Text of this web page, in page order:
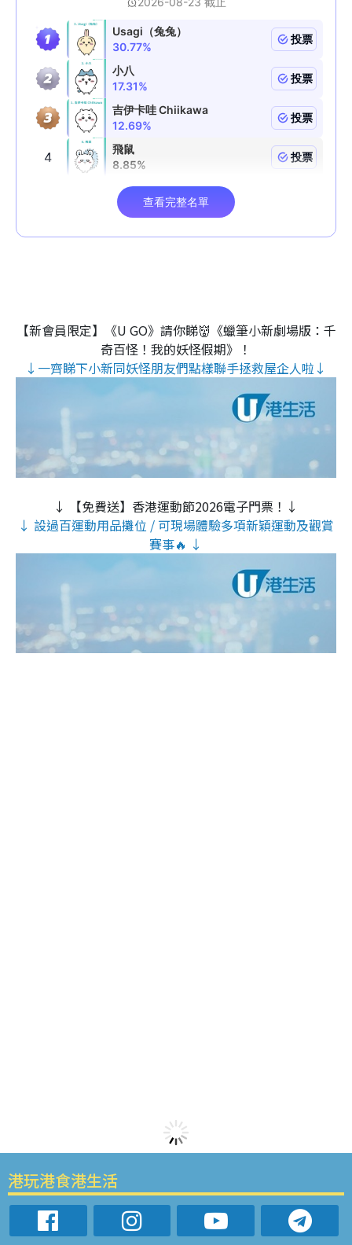
【新會員限定】《U GO》請你睇👹《蠟筆小新劇場版：千
奇百怪！我的妖怪假期》！
↓一齊睇下小新同妖怪朋友們點樣聯手拯救屋企人啦↓
↓ 【免費送】香港運動節2026電子門票！↓
↓ 設過百運動用品攤位 / 可現場體驗多項新穎運動及觀賞
賽事🔥 ↓
港玩港食港生活